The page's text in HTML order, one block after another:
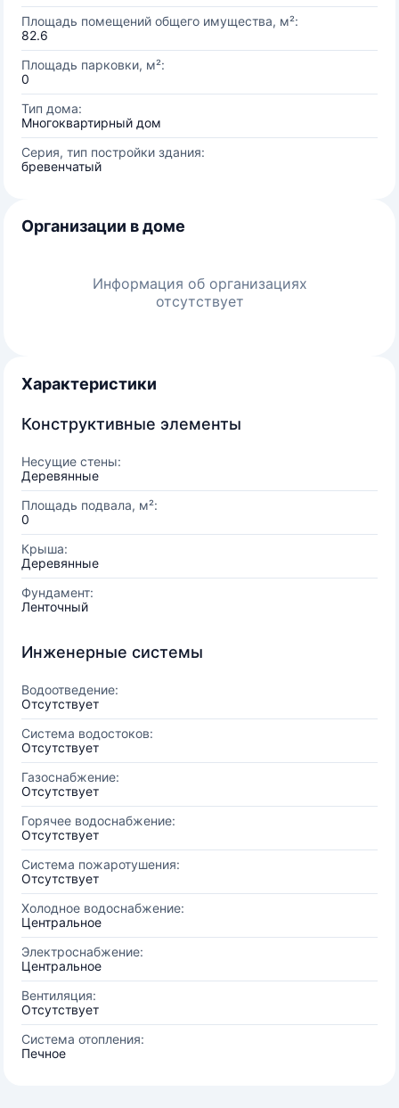
Площадь помещений общего имущества, м²:
82.6
Площадь парковки, м²:
0
Тип дома:
Многоквартирный дом
Серия, тип постройки здания:
бревенчатый
Организации в доме
Информация об организациях
отсутствует
Характеристики
Конструктивные элементы
Несущие стены:
Деревянные
Площадь подвала, м²:
0
Крыша:
Деревянные
Фундамент:
Ленточный
Инженерные системы
Водоотведение:
Отсутствует
Система водостоков:
Отсутствует
Газоснабжение:
Отсутствует
Горячее водоснабжение:
Отсутствует
Система пожаротушения:
Отсутствует
Холодное водоснабжение:
Центральное
Электроснабжение:
Центральное
Вентиляция:
Отсутствует
Система отопления:
Печное